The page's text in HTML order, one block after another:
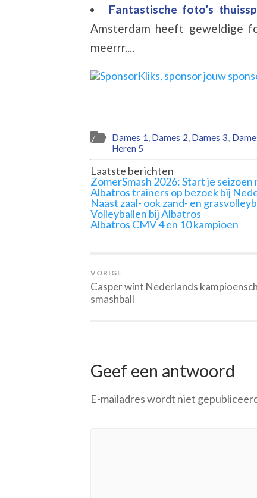
Fantastische foto’s
Amsterdam heeft geweldige
meerrr....
Dames 1, Dames 2, Dames 3,
Heren 5
Laatste berichten
ZomerSmash 2026: Start je
Albatros trainers op bezoek bij
Naast zaal- ook zand- en
Volleyballen bij Albatros
Albatros CMV 4 en 10 kampioen
VORIGE
Casper wint Nederlands
smashball
Geef een antwoord
E-mailadres wordt niet